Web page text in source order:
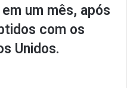
um mês, após
com os
Unidos.